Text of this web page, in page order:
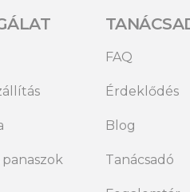
panaszok
FAQ
Érdeklődés
Blog
Tanácsadó